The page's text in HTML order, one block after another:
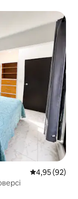
Середня
4,95 (92)